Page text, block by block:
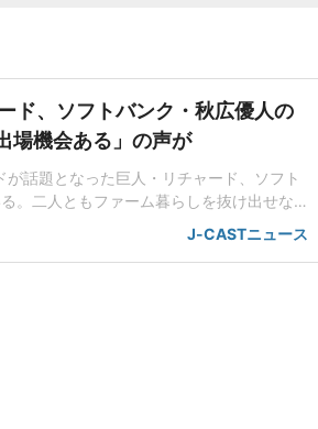
ド、ソフトバンク・秋広優人の
場機会ある」の声が
話題となった巨人・リチャード、ソフト
。二人ともファーム暮らしを抜け出せな
エスタン・リーグで5年連続本塁打王に輝
竜聖と2対1のトレードで25年5月に巨人に
J-CASTニュース